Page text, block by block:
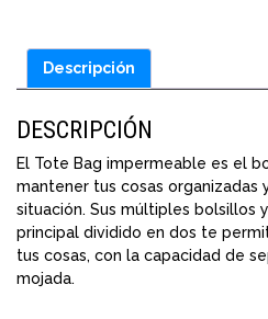
Descripción
DESCRIPCIÓN
El Tote Bag impermeable es el
mantener tus cosas organizadas
situación. Sus múltiples bolsillos
principal dividido en dos te
tus cosas, con la capacidad de
mojada.